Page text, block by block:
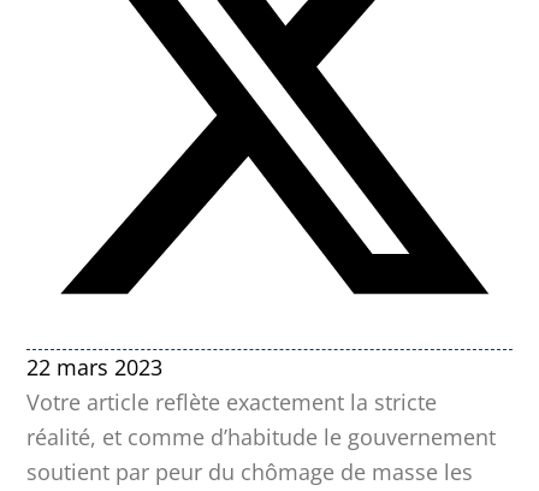
22 mars 2023
Votre article reflète exactement la stricte
réalité, et comme d’habitude le gouvernement
soutient par peur du chômage de masse les